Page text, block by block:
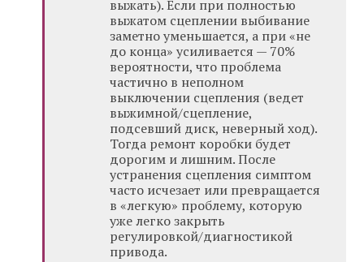
выжать). Если при полностью
выжатом сцеплении выбивание
заметно уменьшается, а при «не
до конца» усиливается — 70%
вероятности, что проблема
частично в неполном
выключении сцепления (ведет
выжимной/сцепление,
подсевший диск, неверный ход).
Тогда ремонт коробки будет
дорогим и лишним. После
устранения сцепления симптом
часто исчезает или превращается
в «легкую» проблему, которую
уже легко закрыть
регулировкой/диагностикой
привода.